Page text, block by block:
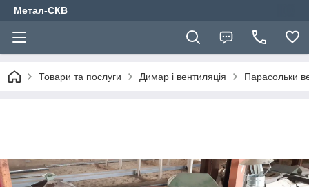
Метал-СКВ
Товари та послуги Димар і вентиляція Парасольки